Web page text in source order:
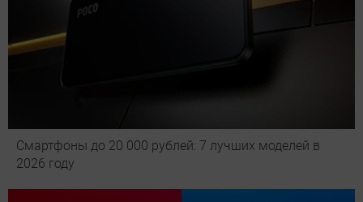
Смартфоны до 20 000 рублей: 7 лучших моделей в
2026 году